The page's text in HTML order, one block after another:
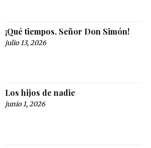
¡Qué tiempos, Señor Don Simón!
julio 13, 2026
Los hijos de nadie
junio 1, 2026